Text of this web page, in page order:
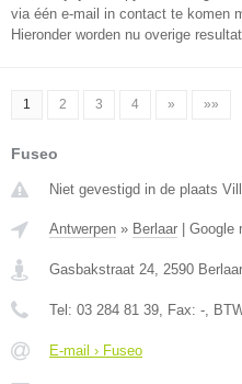
via één e-mail in contact te komen
Hieronder worden nu overige
1 2 3 4 » »»
Fuseo
Niet gevestigd in de plaats
Antwerpen » Berlaar Google
Gasbakstraat 24, 2590 Berlaar
Tel: 03 284 81 39, Fax: -,
E-mail › Fuseo